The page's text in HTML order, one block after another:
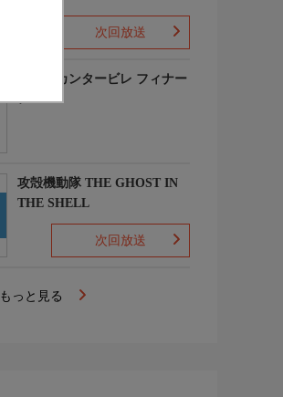
次回放送
のだめカンタービレ フィナー
レ
攻殻機動隊 THE GHOST IN
THE SHELL
次回放送
もっと見る